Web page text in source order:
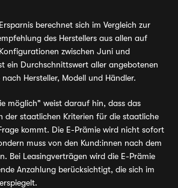
berechnet sich im Vergleich zur
des Herstellers aus allen auf
zwischen Juni und
ein Durchschnittswert aller angebotenen
Hersteller, Modell und Händler.
möglich" weist darauf hin, dass das
der staatlichen Kriterien für die staatliche
kommt. Die E-Prämie wird nicht sofort
muss von den Kund:innen nach dem
Bei Leasingverträgen wird die E-Prämie
Anzahlung berücksichtigt, die sich im